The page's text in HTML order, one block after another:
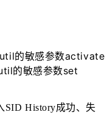
的敏感参数activate
的敏感参数set
SID History成功、失